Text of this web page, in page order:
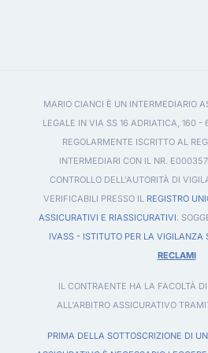
MARIO CIANCI È UN INTERMEDIARIO
LEGALE IN VIA SS 16 ADRIATICA, 160
REGOLARMENTE ISCRITTO AL
INTERMEDIARI CON IL NR.
CONTROLLO DELL'AUTORITÀ DI
VERIFICABILI PRESSO IL REGISTRO
ASSICURATIVI E RIASSICURATIVI.
IVASS - ISTITUTO PER LA VIGILANZA
RECLAMI
IL CONTRAENTE HA LA FACOLTÀ
ALL'ARBITRO ASSICURATIVO
PRIMA DELLA SOTTOSCRIZIONE DI